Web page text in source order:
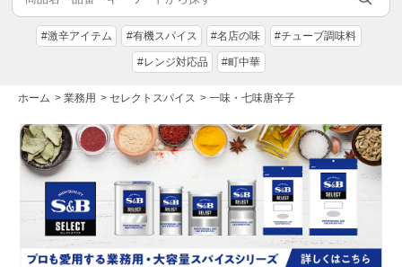
#激辛アイテム #有機スパイス #名店の味 #チューブ調味料
#レンジ対応品 #町中華
ホーム > 業務用 > セレクトスパイス > 一味・七味唐辛子